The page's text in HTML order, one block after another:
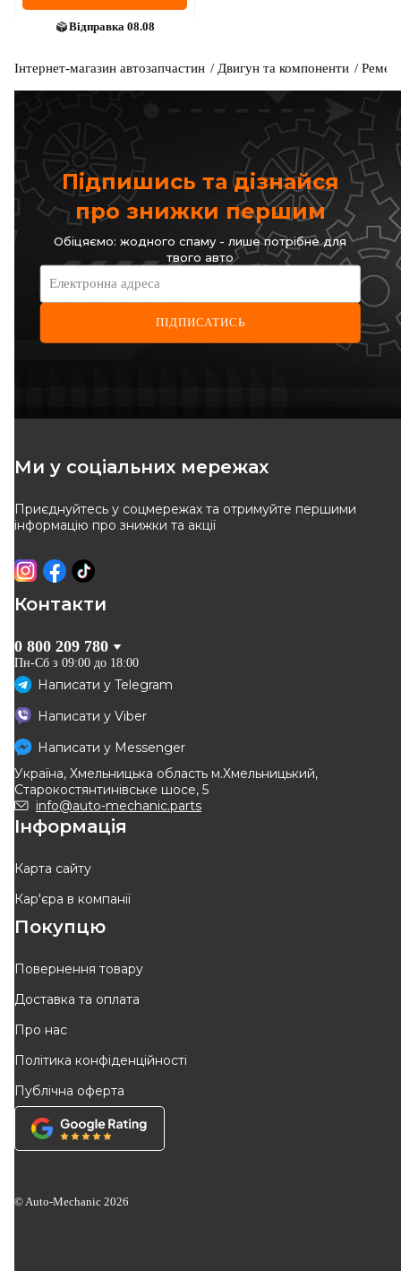
Відправка 08.08
Інтернет-магазин автозапчастин Двигун та компоненти
Підпишись та дізнайся
про знижки першим
Обіцяємо: жодного спаму - лише потрібне для
твого авто
Електронна адреса
ПІДПИСАТИСЬ
Ми у соціальних мережах
Приєднуйтесь у соцмережах та отримуйте першими
інформацію про знижки та акції
Контакти
0 800 209 780
Пн-Сб з 09:00 до 18:00
Написати у Telegram
Написати у Viber
Написати у Messenger
Україна, Хмельницька область м.Хмельницький,
Старокостянтинівське шосе, 5
info@auto-mechanic.parts
Інформація
Карта сайту
Кар'єра в компанії
Покупцю
Повернення товару
Доставка та оплата
Про нас
Політика конфіденційності
Публічна оферта
© Auto-Mechanic 2026